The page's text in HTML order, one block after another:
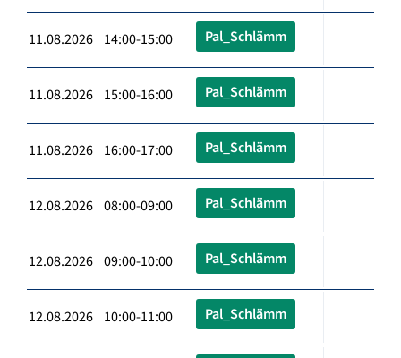
11.08.2026 14:00-15:00 Pal_Schlämm
11.08.2026 15:00-16:00 Pal_Schlämm
11.08.2026 16:00-17:00 Pal_Schlämm
12.08.2026 08:00-09:00 Pal_Schlämm
12.08.2026 09:00-10:00 Pal_Schlämm
12.08.2026 10:00-11:00 Pal_Schlämm